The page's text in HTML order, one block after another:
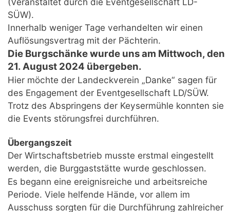
SÜW).
Innerhalb weniger Tage verhandelten wir einen
Auflösungsvertrag mit der Pächterin.
Die Burgschänke wurde uns am Mittwoch, den
21. August 2024 übergeben.
Hier möchte der Landeckverein „Danke“ sagen für
des Engagement der Eventgesellschaft LD/SÜW.
Trotz des Abspringens der Keysermühle konnten sie
die Events störungsfrei durchführen.
Übergangszeit
Der Wirtschaftsbetrieb musste erstmal eingestellt
werden, die Burggaststätte wurde geschlossen.
Es begann eine ereignisreiche und arbeitsreiche
Periode. Viele helfende Hände, vor allem im
Ausschuss sorgten für die Durchführung zahlreicher